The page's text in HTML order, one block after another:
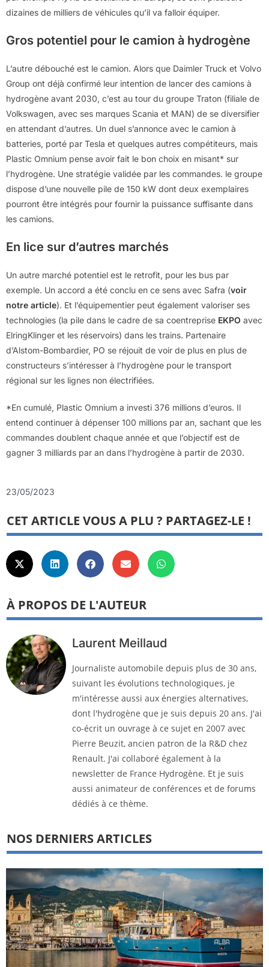
dizaines de milliers de véhicules qu’il va falloir équiper.
Gros potentiel pour le camion à hydrogène
L’autre débouché est le camion. Alors que Daimler Truck et Volvo
Group ont déjà confirmé leur intention de lancer des camions à
hydrogène avant 2030, c’est au tour du groupe Traton (filiale de
Volkswagen, avec ses marques Scania et MAN) de se diversifier
en attendant d’autres. Un duel s’annonce avec le camion à
batteries, porté par Tesla et quelques autres compétiteurs, mais
Plastic Omnium pense avoir fait le bon choix en misant* sur
l’hydrogène. Une stratégie validée par les commandes. le groupe
dispose d’une nouvelle pile de 150 kW dont deux exemplaires
pourront être intégrés pour fournir la puissance suffisante dans
les camions.
En lice sur d’autres marchés
Un autre marché potentiel est le retrofit, pour les bus par
exemple. Un accord a été conclu en ce sens avec Safra (voir
notre article). Et l’équipementier peut également valoriser ses
technologies (la pile dans le cadre de sa coentreprise EKPO avec
ElringKlinger et les réservoirs) dans les trains. Partenaire
d’Alstom-Bombardier, PO se réjouit de voir de plus en plus de
constructeurs s’intéresser à l’hydrogène pour le transport
régional sur les lignes non électrifiées.
*En cumulé, Plastic Omnium a investi 376 millions d’euros. Il
entend continuer à dépenser 100 millions par an, sachant que les
commandes doublent chaque année et que l’objectif est de
gagner 3 milliards par an dans l’hydrogène à partir de 2030.
23/05/2023
CET ARTICLE VOUS A PLU ? PARTAGEZ-LE !
À PROPOS DE L'AUTEUR
Laurent Meillaud
Journaliste automobile depuis plus de 30 ans,
suivant les évolutions technologiques, je
m'intéresse aussi aux énergies alternatives,
dont l'hydrogène que je suis depuis 20 ans. J'ai
co-écrit un ouvrage à ce sujet en 2007 avec
Pierre Beuzit, ancien patron de la R&D chez
Renault. J'ai collaboré également à la
newsletter de France Hydrogène. Et je suis
aussi animateur de conférences et de forums
dédiés à ce thème.
NOS DERNIERS ARTICLES